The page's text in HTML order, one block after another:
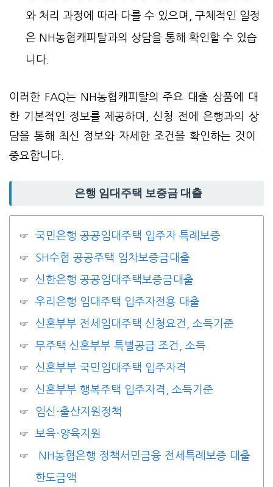
와 처리 과정에 따라 다를 수 있으며, 구체적인 일정
은 NH농협캐피탈과의 상담을 통해 확인할 수 있습
니다.
이러한 FAQ는 NH농협캐피탈의 주요 대출 상품에 대
한 기본적인 정보를 제공하며, 신청 전에 은행과의 상
담을 통해 최신 정보와 자세한 조건을 확인하는 것이
중요합니다.
은행 임대주택 보증금 대출
국민은행 공공임대주택 입주자 특례보증
SH수협 공공주택 임차보증금대출
신한은행 공공임대주택보증금대출
우리은행 임대주택 입주자전용 대출
신혼부부 전세임대주택 신청요건, 소득기준
무주택 신혼부부 특별공급 조건, 소득
신혼부부 국민임대주택 입주자격
신혼부부 행복주택 입주자격, 소득기준
임신·출산지원정책
보육·양육지원
NH농협은행 정책서민금융 전세특례보증 대출
한도금액